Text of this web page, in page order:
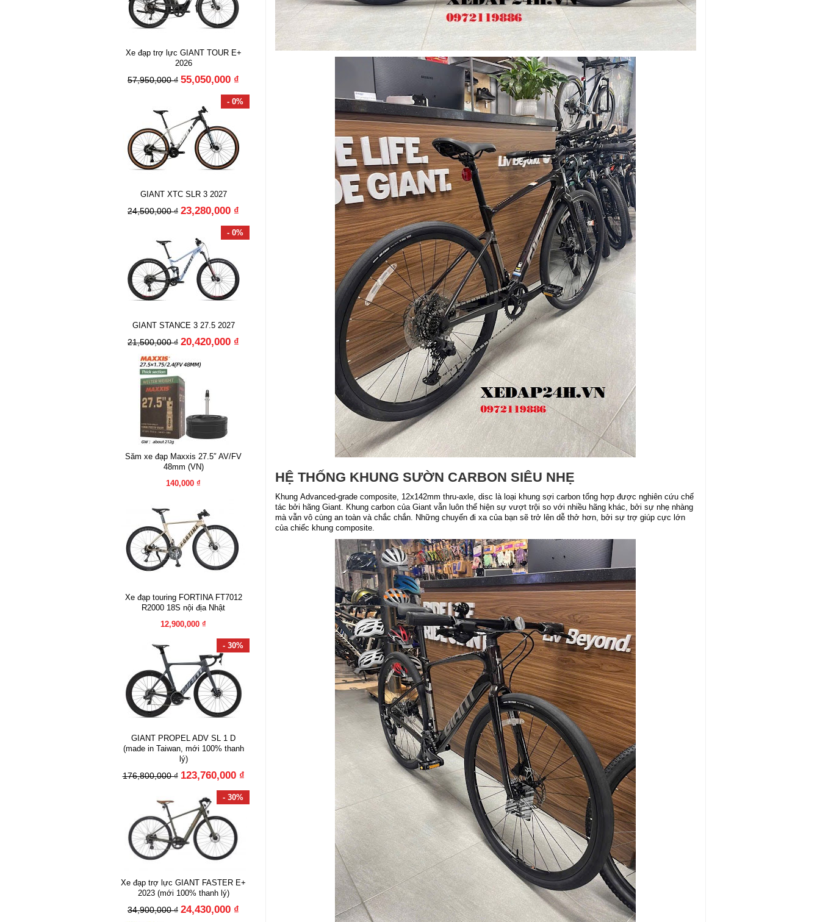
Xe đạp trợ lực GIANT TOUR E+
2026
57,950,000 ₫ 55,050,000 ₫
- 0%
GIANT XTC SLR 3 2027
24,500,000 ₫ 23,280,000 ₫
- 0%
GIANT STANCE 3 27.5 2027
21,500,000 ₫ 20,420,000 ₫
Săm xe đạp Maxxis 27.5″ AV/FV
48mm (VN)
140,000 ₫
Xe đạp touring FORTINA FT7012
R2000 18S nội địa Nhật
12,900,000 ₫
- 30%
GIANT PROPEL ADV SL 1 D
(made in Taiwan, mới 100% thanh
lý)
176,800,000 ₫ 123,760,000 ₫
- 30%
Xe đạp trợ lực GIANT FASTER E+
2023 (mới 100% thanh lý)
34,900,000 ₫ 24,430,000 ₫
HỆ THỐNG KHUNG SƯỜN CARBON SIÊU NHẸ
Khung Advanced-grade composite, 12x142mm thru-axle, disc là loại khung sợi carbon tổng hợp được nghiên cứu chế
tác bởi hãng Giant. Khung carbon của Giant vẫn luôn thể hiện sự vượt trội so với nhiều hãng khác, bởi sự nhẹ nhàng
mà vẫn vô cùng an toàn và chắc chắn. Những chuyến đi xa của bạn sẽ trở lên dễ thở hơn, bởi sự trợ giúp cực lớn
của chiếc khung composite.